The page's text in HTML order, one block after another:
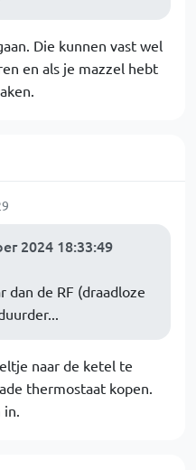
Die kunnen vast wel
en als je mazzel hebt
2024 18:33:49
dan de RF (draadloze
naar de ketel te
thermostaat kopen.
in.